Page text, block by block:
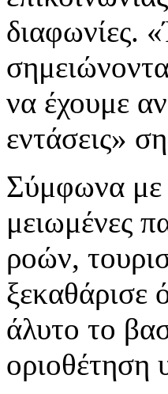
διαφωνίες.
να έχουμε
εντάσεις»
Σύμφωνα με
μειωμένες
ροών,
ξεκαθάρισε
άλυτο το
οριοθέτηση